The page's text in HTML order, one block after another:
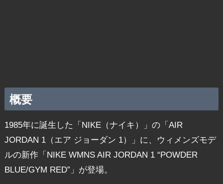
概要
1985年に誕生した「NIKE（ナイキ）」の「AIR
JORDAN 1（エア ジョーダン 1）」に、ウィメンズモデ
ルの新作「NIKE WMNS AIR JORDAN 1 “POWDER
BLUE/GYM RED”」が登場。